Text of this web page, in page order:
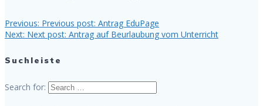
Previous: Previous post: Antrag EduPage
Next: Next post: Antrag auf Beurlaubung vom Unterricht
Suchleiste
Search for: